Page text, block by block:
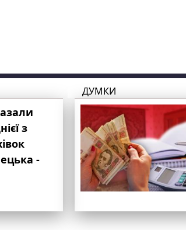
з
-
ДУМКИ